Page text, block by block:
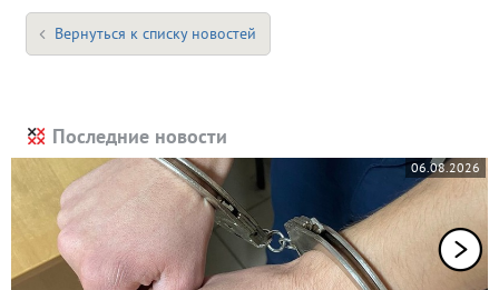
Вернуться к списку новостей
Последние новости
06.08.2026